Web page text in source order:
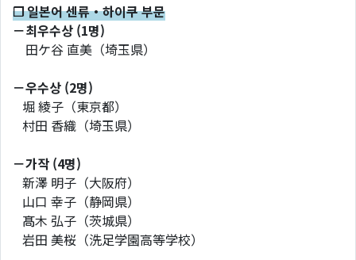
❐ 일본어 센류・하이쿠 부문
－최우수상 (1명)
田ケ谷 直美（埼玉県）
－우수상 (2명)
堀 綾子（東京都）
村田 香織（埼玉県）
－가작 (4명)
新澤 明子（大阪府）
山口 幸子（静岡県）
髙木 弘子（茨城県）
岩田 美桜（洗足学園高等学校）